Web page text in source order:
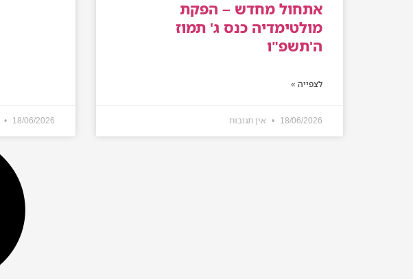
אתחול מחדש – הפקת
מולטימדיה כנס ג' תמוז
ה'תשפ"ו
לצפייה »
18/06/2026 אין תגובות 18/06/2026